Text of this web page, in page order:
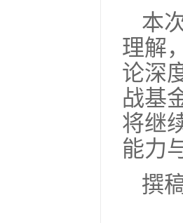
本
理解
论深
战基
将继
能力
撰